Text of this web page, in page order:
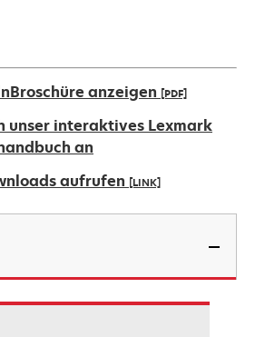
anzeigen [PDF]
unser interaktives Lexmark
an
aufrufen [LINK]